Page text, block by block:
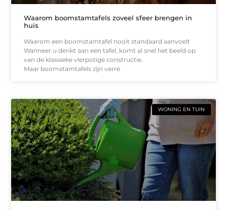
Waarom boomstamtafels zoveel sfeer brengen in
huis
Waarom een boomstamtafel nooit standaard aanvoelt
Wanneer u denkt aan een tafel, komt al snel het beeld op
van de klassieke vierpotige constructie.
Maar boomstamtafels zijn verre
WONING EN TUIN